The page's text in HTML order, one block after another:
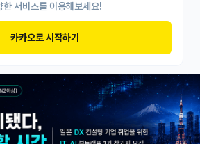
한 서비스를 이용해보세요!
카카오로 시작하기